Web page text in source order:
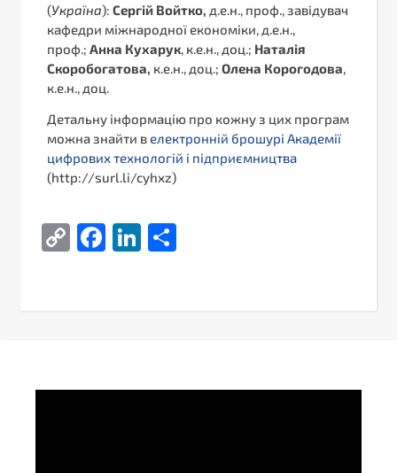
(Україна): Сергій Войтко, д.е.н., проф., завідувач
кафедри міжнародної економіки, д.е.н.,
проф.; Анна Кухарук, к.е.н., доц.; Наталія
Скоробогатова, к.е.н., доц.; Олена Корогодова,
к.е.н., доц.
Детальну інформацію про кожну з цих програм
можна знайти велектронній брошурі Академії
цифрових технологій і підприємництва
(http://surl.li/cyhxz)
CopyFacebook
LinkedIn